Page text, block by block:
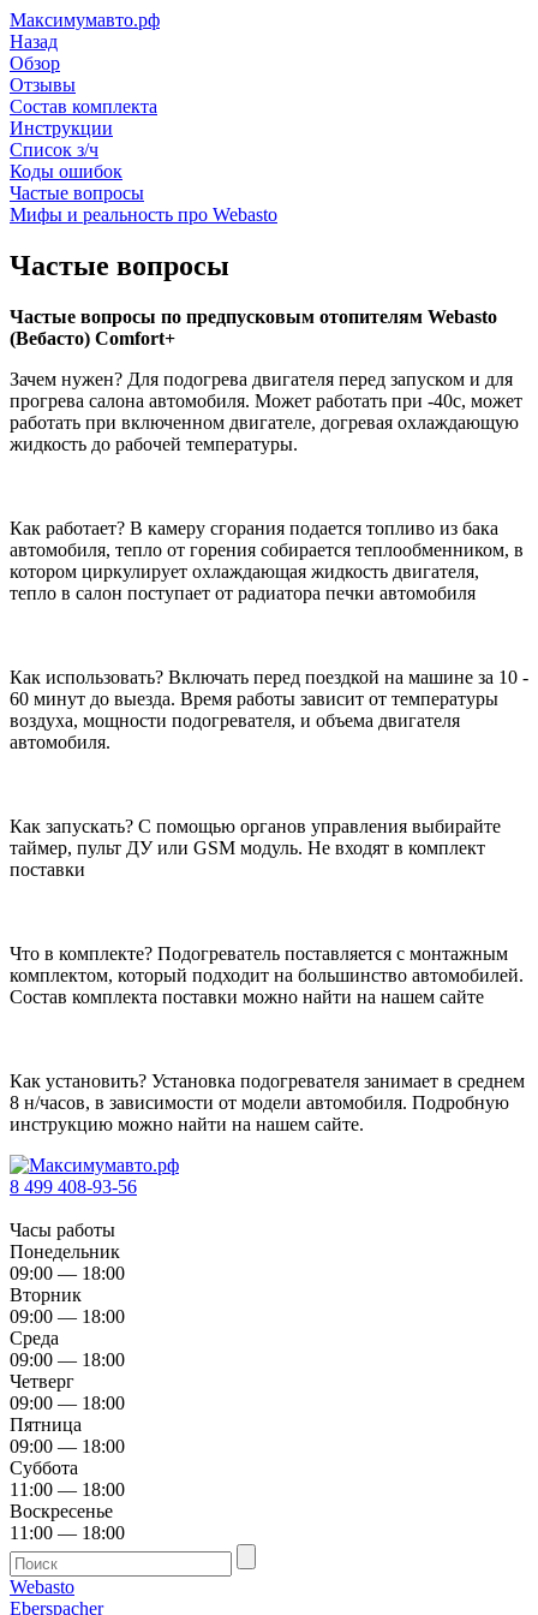
Максимумавто.рф
Назад
Обзор
Отзывы
Состав комплекта
Инструкции
Список з/ч
Коды ошибок
Частые вопросы
Мифы и реальность про Webasto
Частые вопросы
Частые вопросы по предпусковым отопителям Webasto
(Вебасто) Comfort+
Зачем нужен? Для подогрева двигателя перед запуском и для
прогрева салона автомобиля. Может работать при -40с, может
работать при включенном двигателе, догревая охлаждающую
жидкость до рабочей температуры.
Как работает? В камеру сгорания подается топливо из бака
автомобиля, тепло от горения собирается теплообменником, в
котором циркулирует охлаждающая жидкость двигателя,
тепло в салон поступает от радиатора печки автомобиля
Как использовать? Включать перед поездкой на машине за 10 -
60 минут до выезда. Время работы зависит от температуры
воздуха, мощности подогревателя, и объема двигателя
автомобиля.
Как запускать? С помощью органов управления выбирайте
таймер, пульт ДУ или GSM модуль. Не входят в комплект
поставки
Что в комплекте? Подогреватель поставляется с монтажным
комплектом, который подходит на большинство автомобилей.
Состав комплекта поставки можно найти на нашем сайте
Как установить? Установка подогревателя занимает в среднем
8 н/часов, в зависимости от модели автомобиля. Подробную
инструкцию можно найти на нашем сайте.
8 499 408-93-56
Часы работы
Понедельник
09:00 — 18:00
Вторник
09:00 — 18:00
Среда
09:00 — 18:00
Четверг
09:00 — 18:00
Пятница
09:00 — 18:00
Суббота
11:00 — 18:00
Воскресенье
11:00 — 18:00
Webasto
Eberspacher